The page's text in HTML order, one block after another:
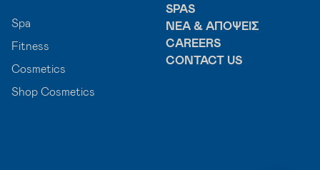
Spa
Fitness
Cosmetics
Shop Cosmetics
SPAS
ΝΈΑ & ΑΠΌΨΕΙΣ
CAREERS
CONTACT US